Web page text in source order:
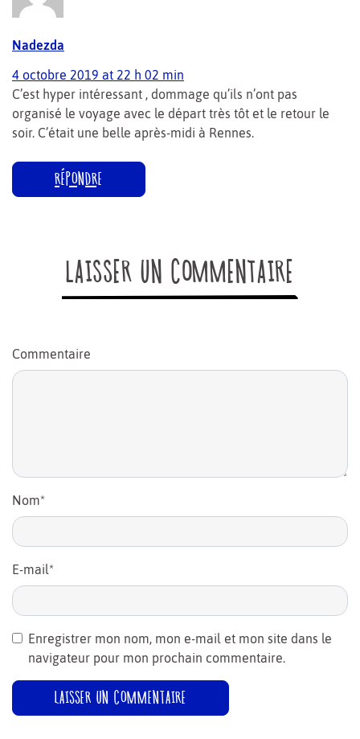
Nadezda
4 octobre 2019 at 22 h 02 min
C’est hyper intéressant , dommage qu’ils n’ont pas
organisé le voyage avec le départ très tôt et le retour le
soir. C’était une belle après-midi à Rennes.
RÉPONDRE
LAISSER UN COMMENTAIRE
Commentaire
Nom*
E-mail*
Enregistrer mon nom, mon e-mail et mon site dans le
navigateur pour mon prochain commentaire.